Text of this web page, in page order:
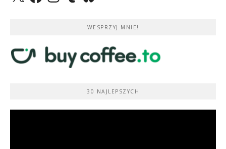
WESPRZYJ MNIE!
30 NAJLEPSZYCH